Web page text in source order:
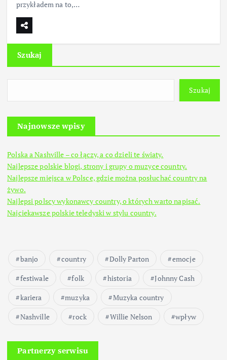
przykładem na to,…
Szukaj
Szukaj
Najnowsze wpisy
Polska a Nashville – co łączy, a co dzieli te światy.
Najlepsze polskie blogi, strony i grupy o muzyce country.
Najlepsze miejsca w Polsce, gdzie można posłuchać country na
żywo.
Najlepsi polscy wykonawcy country, o których warto napisać.
Najciekawsze polskie teledyski w stylu country.
banjo country Dolly Parton
emocje
festiwale
folk historia
Johnny Cash
kariera
muzyka
Muzyka country
Nashville
rock Willie Nelson wpływ
Partnerzy serwisu